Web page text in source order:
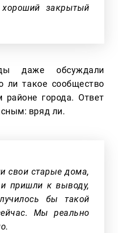
закрытый
даже обсуждали
ли такое сообщество
районе города. Ответ
вряд ли.
свои старые дома,
пришли к выводу,
бы такой
Мы реально